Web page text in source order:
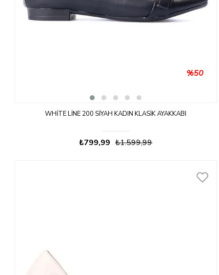
WHITE LINE 200 SIYAH KADIN KLASIK AYAKKABI
₺799,99 ₺1.599,99
%50